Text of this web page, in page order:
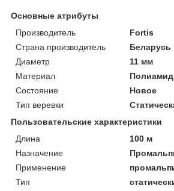
Основные атрибуты
Производитель
Fortis
Страна производитель
Беларусь
Диаметр
11 мм
Материал
Полиамид
Состояние
Новое
Тип веревки
Пользовательские характеристики
Длина
100 м
Назначение
Применение
Тип